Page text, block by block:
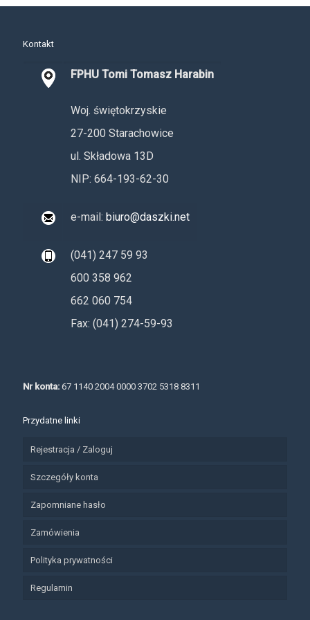
Kontakt
FPHU Tomi Tomasz Harabin
Woj. świętokrzyskie
27-200 Starachowice
ul. Składowa 13D
NIP: 664-193-62-30
e-mail: biuro@daszki.net
(041) 247 59 93
600 358 962
662 060 754
Fax: (041) 274-59-93
Nr konta: 67 1140 2004 0000 3702 5318 8311
Przydatne linki
Rejestracja / Zaloguj
Szczegóły konta
Zapomniane hasło
Zamówienia
Polityka prywatności
Regulamin